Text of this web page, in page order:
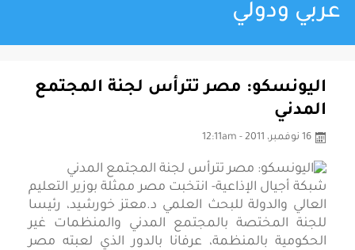
عربي ودولي
اليونسكو: مصر تترأس لجنة المجتمع
المدني
16 نوفمبر، 2011 - 12:11am
شبكة أجيال الإذاعية- انتخبت مصر ممثلة بوزير التعليم
العالي والدولة للبحث العلمي د.معتز خورشيد، رئيسا
للجنة المختصة بالمجتمع المدني والمنظمات غير
الحكومية بالمنظمة، عرفانا بالدور الذي لعبته مصر